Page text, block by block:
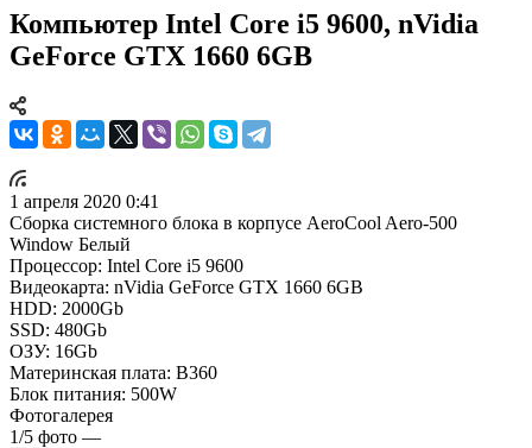
Компьютер Intel Core i5 9600, nVidia
GeForce GTX 1660 6GB
1 апреля 2020 0:41
Сборка системного блока в корпусе AeroCool Aero-500
Window Белый
Процессор: Intel Core i5 9600
Видеокарта: nVidia GeForce GTX 1660 6GB
HDD: 2000Gb
SSD: 480Gb
ОЗУ: 16Gb
Материнская плата: B360
Блок питания: 500W
Фотогалерея
1/5 фото —